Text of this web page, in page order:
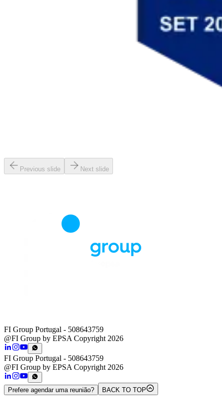
Previous slide Next slide
FI Group Portugal - 508643759
@FI Group by EPSA Copyright 2026
FI Group Portugal - 508643759
@FI Group by EPSA Copyright 2026
Prefere agendar uma reunião? BACK TO TOP